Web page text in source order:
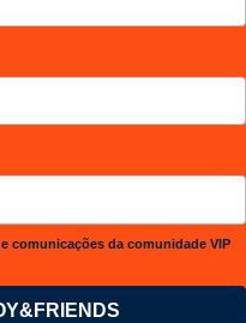
comunicações da comunidade VIP